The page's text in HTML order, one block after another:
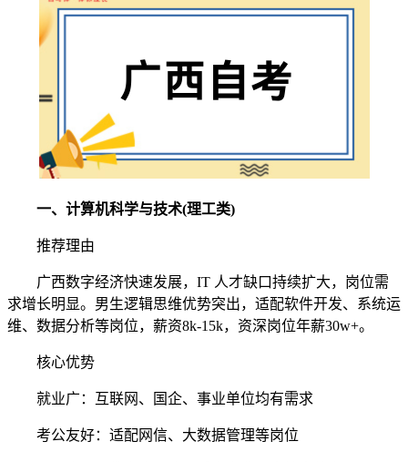
一、计算机科学与技术(理工类)
推荐理由
广西数字经济快速发展，IT 人才缺口持续扩大，岗位需
求增长明显。男生逻辑思维优势突出，适配软件开发、系统运
维、数据分析等岗位，薪资8k-15k，资深岗位年薪30w+。
核心优势
就业广：互联网、国企、事业单位均有需求
考公友好：适配网信、大数据管理等岗位